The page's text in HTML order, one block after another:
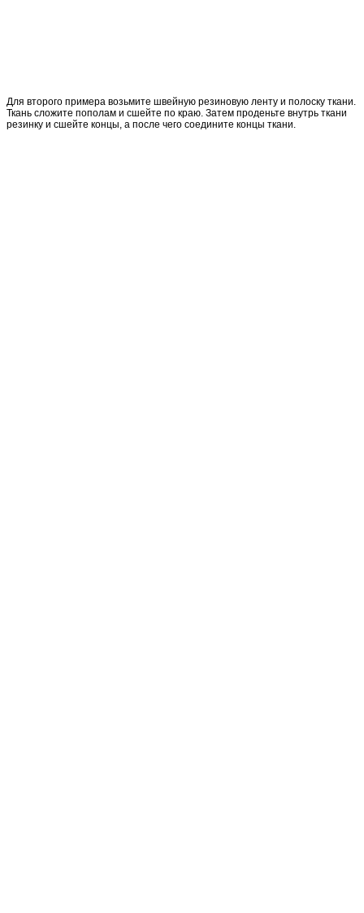
Для второго примера возьмите швейную резиновую ленту и полоску ткани.
Ткань сложите пополам и сшейте по краю. Затем проденьте внутрь ткани
резинку и сшейте концы, а после чего соедините концы ткани.